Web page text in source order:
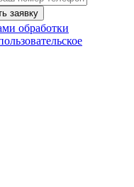
заявку
обработки